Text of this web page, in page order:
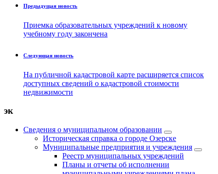
Предыдущая новость
Приемка образовательных учреждений к новому
учебному году закончена
Следующая новость
На публичной кадастровой карте расширяется список
доступных сведений о кадастровой стоимости
недвижимости
эк
Сведения о муниципальном образовании
Историческая справка о городе Озерске
Муниципальные предприятия и учреждения
Реестр муниципальных учреждений
Планы и отчеты об исполнении